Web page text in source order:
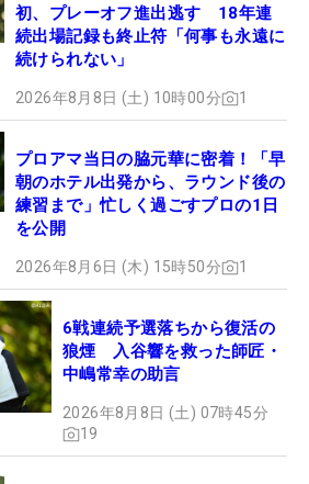
初、プレーオフ進出逃す 18年連
続出場記録も終止符「何事も永遠に
続けられない」
2026年8月8日 (土) 10時00分 1
プロアマ当日の脇元華に密着！「早
朝のホテル出発から、ラウンド後の
練習まで」忙しく過ごすプロの1日
を公開
2026年8月6日 (木) 15時50分 1
6戦連続予選落ちから復活の
狼煙 入谷響を救った師匠・
中嶋常幸の助言
2026年8月8日 (土) 07時45分
19